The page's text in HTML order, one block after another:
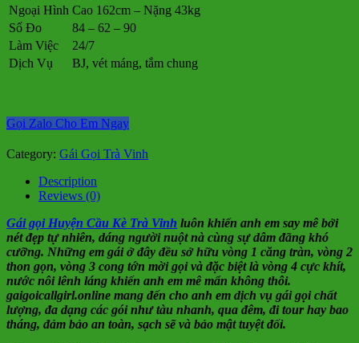
Ngoại Hình Cao 162cm – Nặng 43kg
Số Đo
84 – 62 – 90
Làm Việc
24/7
Dịch Vụ
BJ, vét máng, tắm chung
Gọi Zalo Cho Em Ngay
Category: Gái Gọi Trà Vinh
Description
Reviews (0)
Gái gọi Huyện Cầu Kè Trà Vinh luôn khiến anh em say mê bởi
nét đẹp tự nhiên, dáng người nuột nà cùng sự dâm đãng khó
cưỡng. Những em gái ở đây đều sở hữu vòng 1 căng tràn, vòng 2
thon gọn, vòng 3 cong tớn mời gọi và đặc biệt là vòng 4 cực khít,
nước nôi lênh láng khiến anh em mê mẩn không thôi.
gaigoicallgirl.online mang đến cho anh em dịch vụ gái gọi chất
lượng, đa dạng các gói như tàu nhanh, qua đêm, đi tour hay bao
tháng, đảm bảo an toàn, sạch sẽ và bảo mật tuyệt đối.